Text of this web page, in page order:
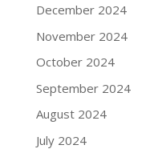
December 2024
November 2024
October 2024
September 2024
August 2024
July 2024